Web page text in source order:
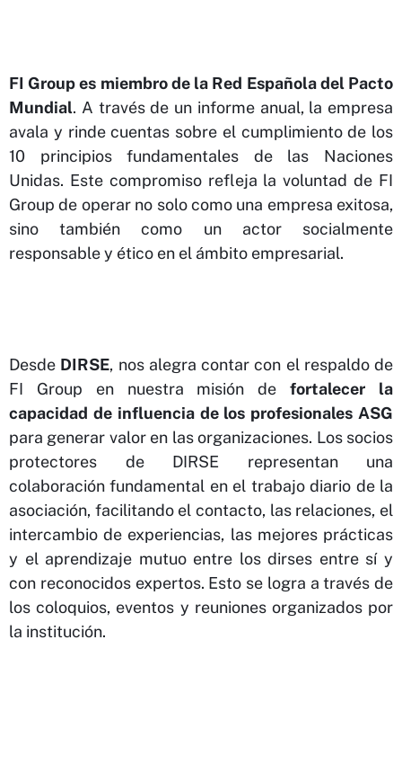
FI Group es miembro de la Red Española del Pacto
Mundial. A través de un informe anual, la empresa
avala y rinde cuentas sobre el cumplimiento de los
10 principios fundamentales de las Naciones
Unidas. Este compromiso refleja la voluntad de FI
Group de operar no solo como una empresa exitosa,
sino también como un actor socialmente
responsable y ético en el ámbito empresarial.
Desde DIRSE, nos alegra contar con el respaldo de
FI Group en nuestra misión defortalecer la
capacidad de influencia de los profesionales ASG
para generar valor en las organizaciones. Los socios
protectores de DIRSE representan una
colaboración fundamental en el trabajo diario de la
asociación, facilitando el contacto, las relaciones, el
intercambio de experiencias, las mejores prácticas
y el aprendizaje mutuo entre los dirses entre sí y
con reconocidos expertos. Esto se logra a través de
los coloquios, eventos y reuniones organizados por
la institución.